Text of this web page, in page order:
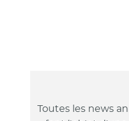
Toutes les news